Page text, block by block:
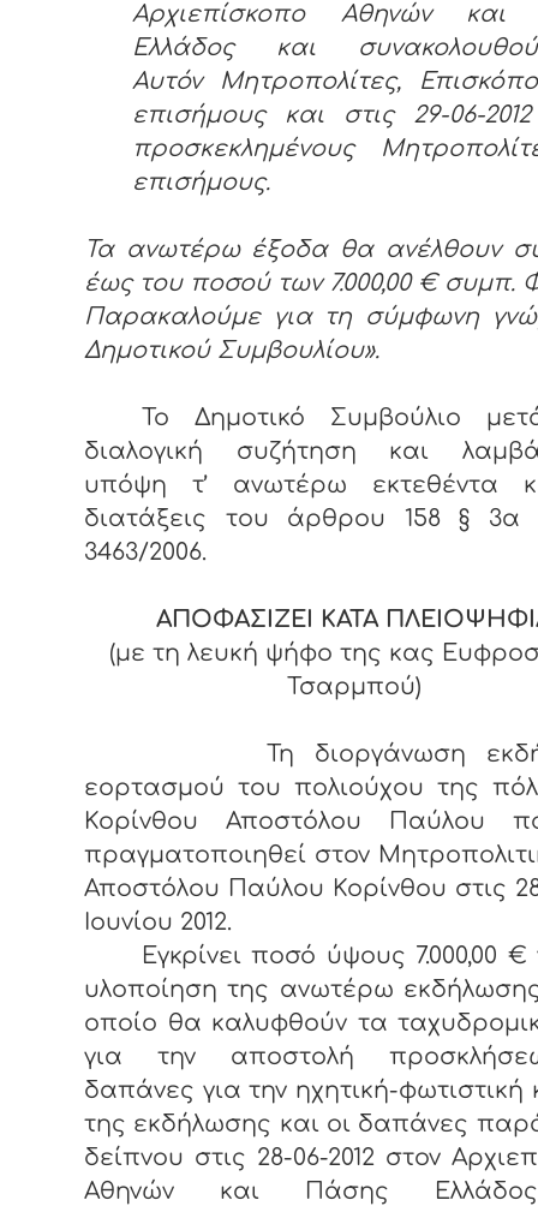
Αρχιεπίσκοπο Αθηνών και
Ελλάδος και
Αυτόν Μητροπολίτες,
επισήμους και στις 29-06-
προσκεκλημένους
επισήμους.
Τα ανωτέρω έξοδα θα ανέλθουν
έως του ποσού των 7.000,00 € συμπ.
Παρακαλούμε για τη σύμφωνη
Δημοτικού Συμβουλίου».
Το Δημοτικό Συμβούλιο
διαλογική συζήτηση και
υπόψη τ’ ανωτέρω εκτεθέντα
διατάξεις του άρθρου 158 § 3α
3463/2006.
ΑΠΟΦΑΣΙΖΕΙ ΚΑΤΑ
(με τη λευκή ψήφο της κας
Τσαρμπού)
Τη διοργάνωση
εορτασμού του πολιούχου της
Κορίνθου Αποστόλου Παύλου
πραγματοποιηθεί στον
Αποστόλου Παύλου Κορίνθου στις
Ιουνίου 2012.
Εγκρίνει ποσό ύψους 7.000,00 €
υλοποίηση της ανωτέρω
οποίο θα καλυφθούν τα
για την αποστολή
δαπάνες για την ηχητική-φωτιστική
της εκδήλωσης και οι δαπάνες
δείπνου στις 28-06-2012 στον
Αθηνών και Πάσης